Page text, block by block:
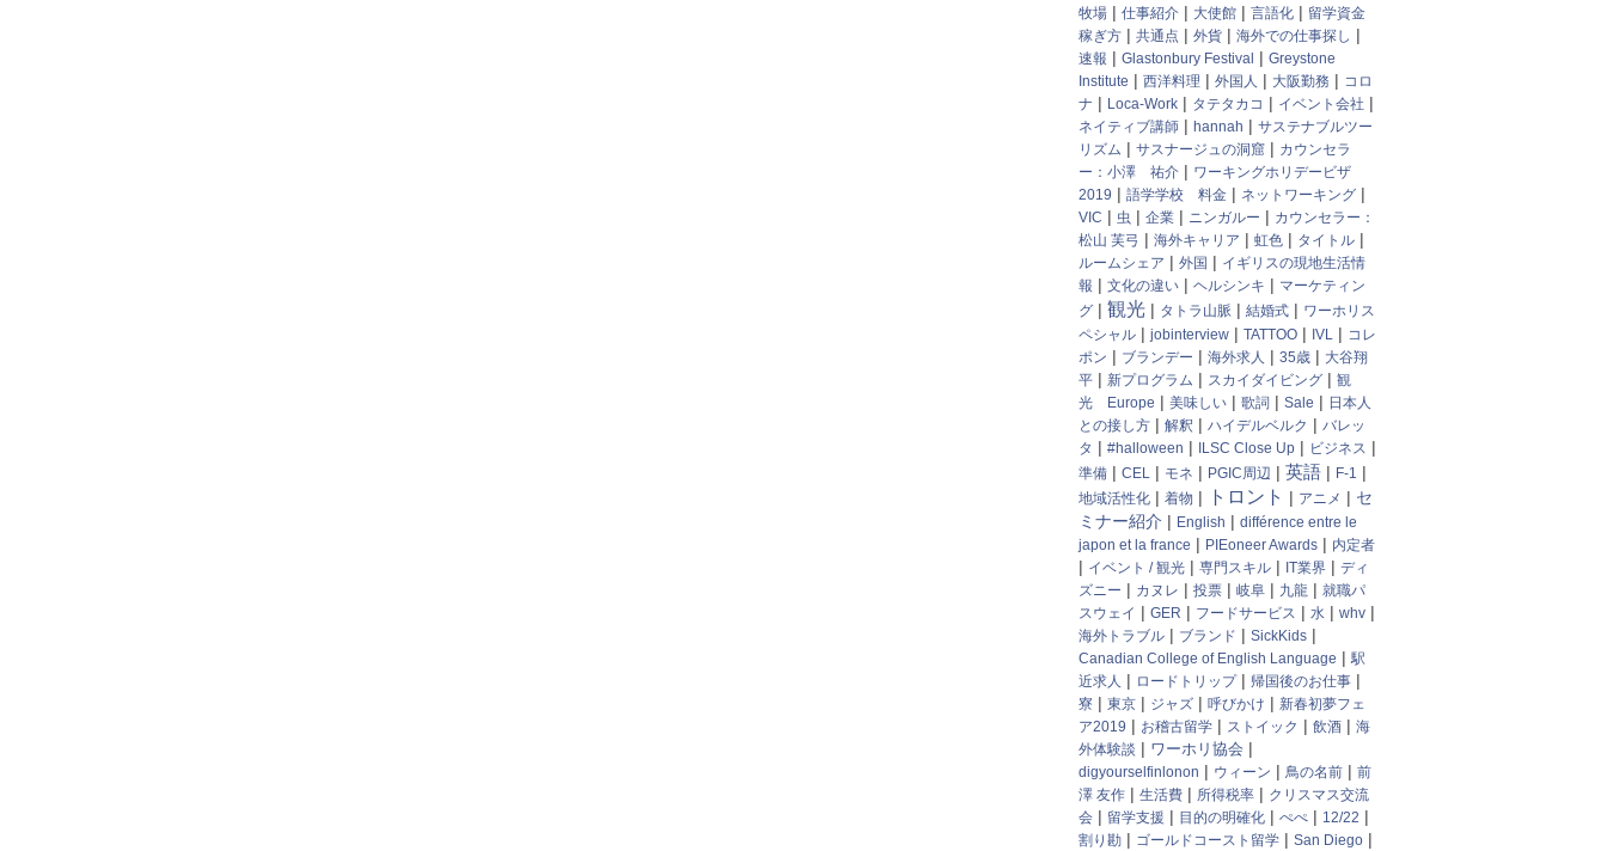
牧場 | 仕事紹介 | 大使館 | 言語化 | 留学資金
稼ぎ方 | 共通点 | 外貨 | 海外での仕事探し |
速報 | Glastonbury Festival | Greystone
Institute | 西洋料理 | 外国人 | 大阪勤務 | コロ
ナ | Loca-Work | タテタカコ | イベント会社 |
ネイティブ講師 | hannah | サステナブルツー
リズム | サスナージュの洞窟 | カウンセラ
ー：小澤 祐介 | ワーキングホリデービザ
2019 | 語学学校 料金 | ネットワーキング |
VIC | 虫 | 企業 | ニンガルー | カウンセラー：
松山 芙弓 | 海外キャリア | 虹色 | タイトル |
ルームシェア | 外国 | イギリスの現地生活情
報 | 文化の違い | ヘルシンキ | マーケティン
グ | 観光 | タトラ山脈 | 結婚式 | ワーホリス
ペシャル | jobinterview | TATTOO | IVL | コレ
ポン | ブランデー | 海外求人 | 35歳 | 大谷翔
平 | 新プログラム | スカイダイビング | 観
光 Europe | 美味しい | 歌詞 | Sale | 日本人
との接し方 | 解釈 | ハイデルベルク | バレッ
タ | #halloween | ILSC Close Up | ビジネス |
準備 | CEL | モネ | PGIC周辺 | 英語 | F-1 |
地域活性化 | 着物 | トロント | アニメ | セ
ミナー紹介 | English | différence entre le
japon et la france | PIEoneer Awards | 内定者
| イベント / 観光 | 専門スキル | IT業界 | ディ
ズニー | カヌレ | 投票 | 岐阜 | 九龍 | 就職パ
スウェイ | GER | フードサービス | 水 | whv |
海外トラブル | ブランド | SickKids |
Canadian College of English Language | 駅
近求人 | ロードトリップ| 帰国後のお仕事 |
寮 | 東京 | ジャズ | 呼びかけ | 新春初夢フェ
ア2019 | お稽古留学 | ストイック | 飲酒 | 海
外体験談 | ワーホリ協会 |
digyourselfinlonon | ウィーン | 鳥の名前 | 前
澤 友作 | 生活費 | 所得税率 | クリスマス交流
会 | 留学支援 | 目的の明確化 | ぺぺ | 12/22 |
割り勘 | ゴールドコースト留学 | San Diego |